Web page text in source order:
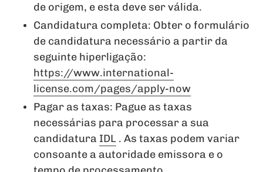
de origem, e esta deve ser válida.
Candidatura completa: Obter o formulário
de candidatura necessário a partir da
seguinte hiperligação:
https://www.international-
license.com/pages/apply-now
Pagar as taxas: Pague as taxas
necessárias para processar a sua
candidatura IDL . As taxas podem variar
consoante a autoridade emissora e o